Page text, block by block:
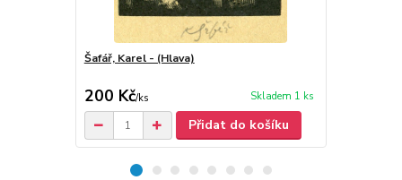
Šafář, Karel - (Hlava)
200 Kč/ks Skladem 1 ks
Přidat do košíku